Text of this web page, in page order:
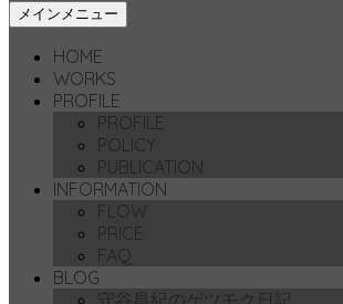
検
索
メインメニュー
へ
移
動
HOME
WORKS
PROFILE
PROFILE
POLICY
PUBLICATION
INFORMATION
FLOW
PRICE
FAQ
BLOG